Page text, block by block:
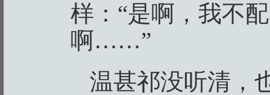
样：“是啊，我不
啊……”
温甚祁没听清，